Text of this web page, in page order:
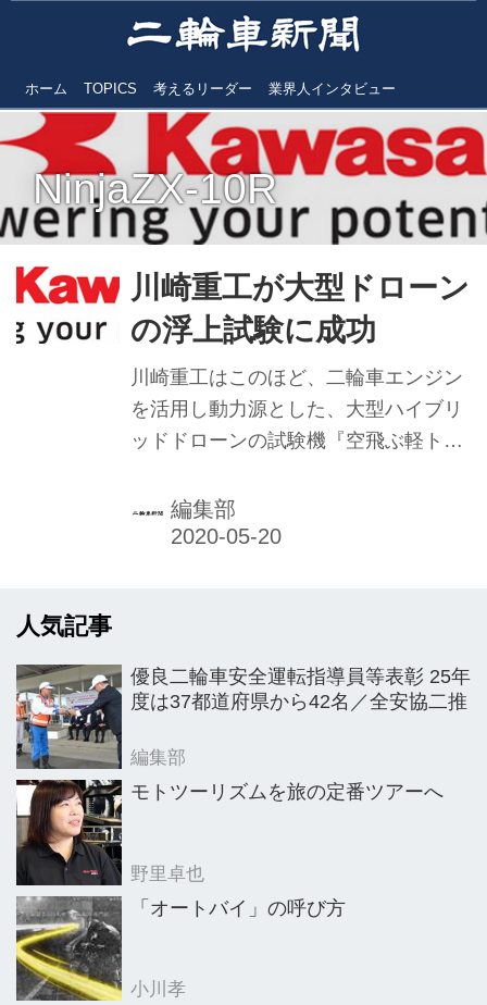
ホーム TOPICS 考えるリーダー 業界人インタビュー
NinjaZX-10R
川崎重工が大型ドローン
の浮上試験に成功
川崎重工はこのほど、二輪車エンジン
を活用し動力源とした、大型ハイブリ
ッドドローンの試験機『空飛ぶ軽トラ
編集部
人気記事
優良二輪車安全運転指導員等表彰 25年
度は37都道府県から42名／全安協二推
編集部
モトツーリズムを旅の定番ツアーへ
野里卓也
「オートバイ」の呼び方
小川孝